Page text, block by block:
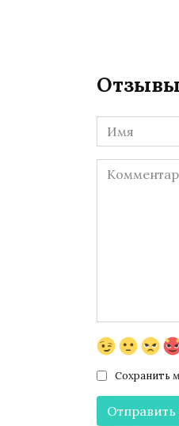
Отзывы
Имя
*
Комментарий
Сохранить